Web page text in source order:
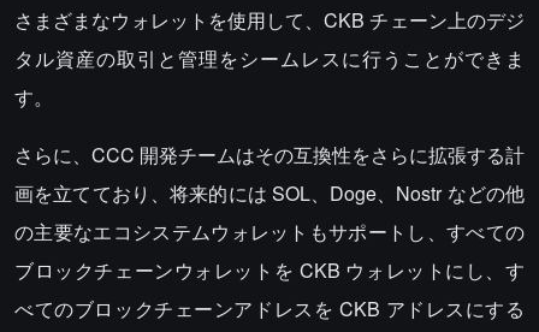
さまざまなウォレットを使用して、CKB チェーン上のデジ
タル資産の取引と管理をシームレスに行うことができま
す。
さらに、CCC 開発チームはその互換性をさらに拡張する計
画を立てており、将来的には SOL、Doge、Nostr などの他
の主要なエコシステムウォレットもサポートし、すべての
ブロックチェーンウォレットを CKB ウォレットにし、す
べてのブロックチェーンアドレスを CKB アドレスにする